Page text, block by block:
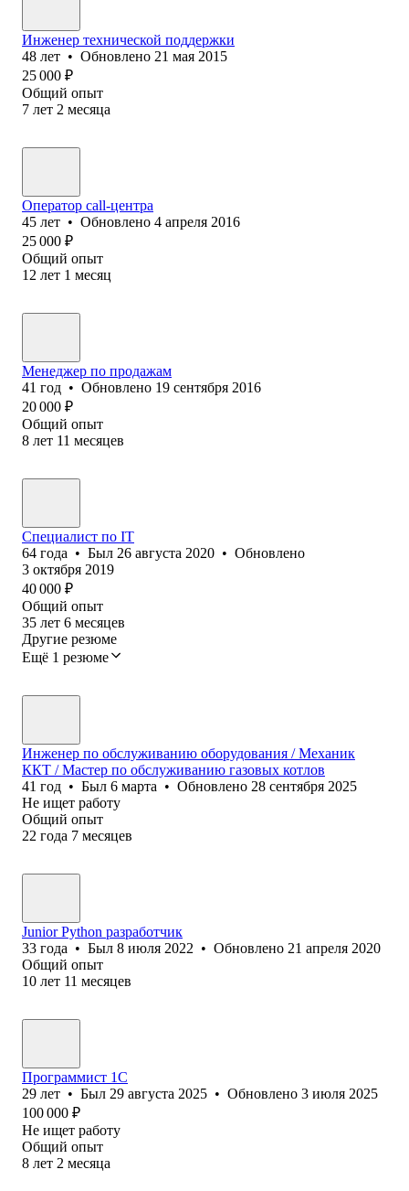
Инженер технической поддержки
48 лет • Обновлено 21 мая 2015
25 000 ₽
Общий опыт
7 лет 2 месяца
Оператор call-центра
45 лет • Обновлено 4 апреля 2016
25 000 ₽
Общий опыт
12 лет 1 месяц
Менеджер по продажам
41 год • Обновлено 19 сентября 2016
20 000 ₽
Общий опыт
8 лет 11 месяцев
Специалист по IT
64 года • Был 26 августа 2020 • Обновлено
3 октября 2019
40 000 ₽
Общий опыт
35 лет 6 месяцев
Другие резюме
Ещё 1 резюме
Инженер по обслуживанию оборудования / Механик
ККТ / Мастер по обслуживанию газовых котлов
41 год • Был 6 марта • Обновлено 28 сентября 2025
Не ищет работу
Общий опыт
22 года 7 месяцев
Junior Python разработчик
33 года • Был 8 июля 2022 • Обновлено 21 апреля 2020
Общий опыт
10 лет 11 месяцев
Программист 1С
29 лет • Был 29 августа 2025 • Обновлено 3 июля 2025
100 000 ₽
Не ищет работу
Общий опыт
8 лет 2 месяца